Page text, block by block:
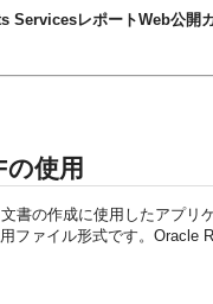
レポートWeb公開
使用
書の作成に使用したアプ
ファイル形式です。